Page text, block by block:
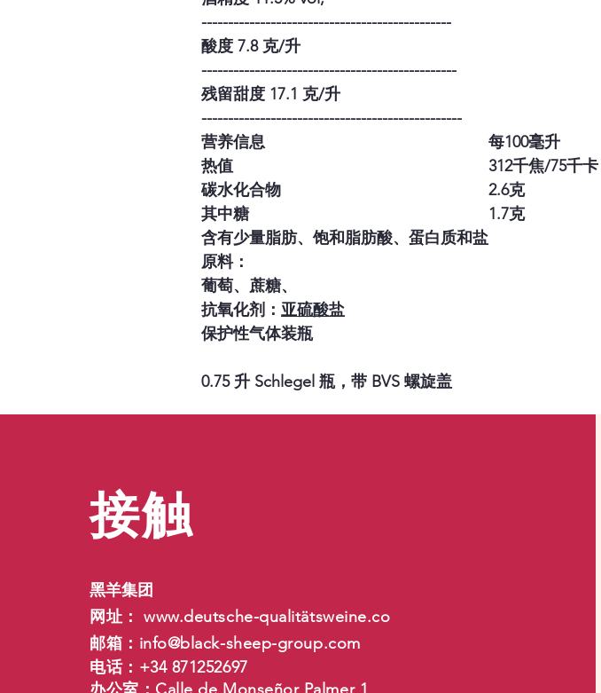
-----------------------------------------------
酸度 7.8 克/升
------------------------------------------------
残留甜度 17.1 克/升
-------------------------------------------------
营养信息
每100毫升
热值
312千焦/75千卡
碳水化合物
2.6克
其中糖
1.7克
含有少量脂肪、饱和脂肪酸、蛋白质和盐
原料：
葡萄、蔗糖、
抗氧化剂： 亚硫酸盐
保护性气体装瓶
0.75 升 Schlegel 瓶，带 BVS 螺旋盖
接触
黑羊集团
网址：www.deutsche-qualitätsweine.co
邮箱： info@black-sheep-group.com
电话：+34 871252697